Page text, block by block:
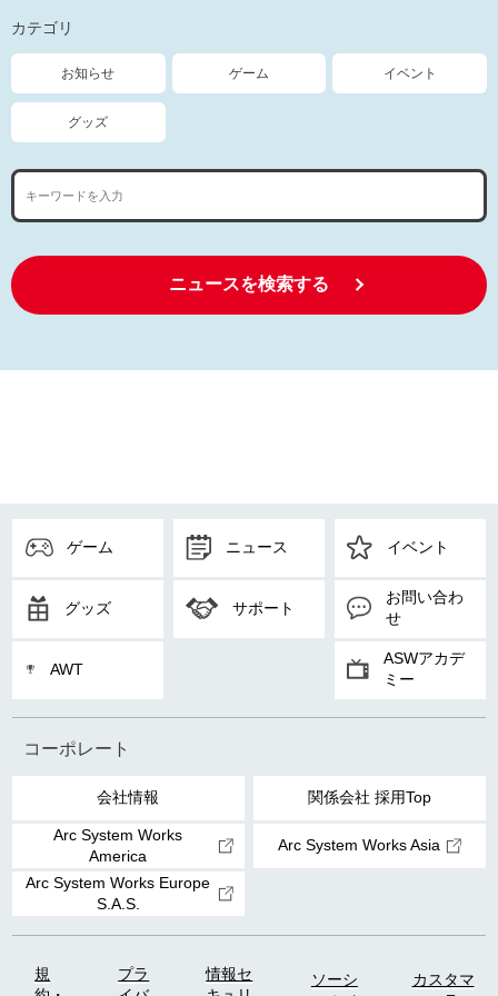
カテゴリ
お知らせ ゲーム イベント
グッズ
ニュースを検索する
ゲーム ニュース イベント
グッズ サポート
お問い合わ
せ
AWT
ASWアカデ
ミー
コーポレート
会社情報 関係会社 採用Top
Arc System Works
America
Arc System Works Asia
Arc System Works Europe
S.A.S.
規
プラ
情報セ
ソーシ
カスタマ